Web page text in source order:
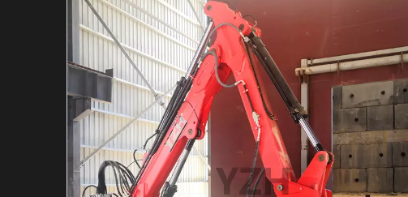
Гидравлический
Гидравлический молот
Индивидуальная система